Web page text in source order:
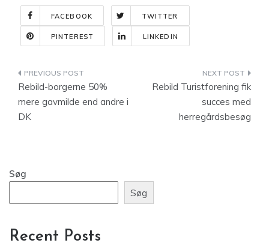
FACEBOOK TWITTER
PINTEREST LINKEDIN
Indlægsnavigation
Rebild-borgerne 50%
mere gavmilde end andre i
DK
Rebild Turistforening fik
succes med
herregårdsbesøg
Søg
Søg
Recent Posts